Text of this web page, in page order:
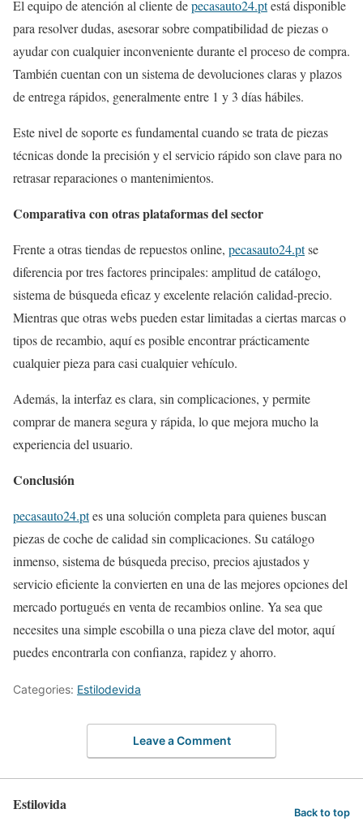
El equipo de atención al cliente depecasauto24.ptestá disponible
para resolver dudas, asesorar sobre compatibilidad de piezas o
ayudar con cualquier inconveniente durante el proceso de compra.
También cuentan con un sistema de devoluciones claras y plazos
de entrega rápidos, generalmente entre 1 y 3 días hábiles.
Este nivel de soporte es fundamental cuando se trata de piezas
técnicas donde la precisión y el servicio rápido son clave para no
retrasar reparaciones o mantenimientos.
Comparativa con otras plataformas del sector
Frente a otras tiendas de repuestos online, pecasauto24.ptse
diferencia por tres factores principales: amplitud de catálogo,
sistema de búsqueda eficaz y excelente relación calidad-precio.
Mientras que otras webs pueden estar limitadas a ciertas marcas o
tipos de recambio, aquí es posible encontrar prácticamente
cualquier pieza para casi cualquier vehículo.
Además, la interfaz es clara, sin complicaciones, y permite
comprar de manera segura y rápida, lo que mejora mucho la
experiencia del usuario.
Conclusión
pecasauto24.ptes una solución completa para quienes buscan
piezas de coche de calidad sin complicaciones. Su catálogo
inmenso, sistema de búsqueda preciso, precios ajustados y
servicio eficiente la convierten en una de las mejores opciones del
mercado portugués en venta de recambios online. Ya sea que
necesites una simple escobilla o una pieza clave del motor, aquí
puedes encontrarla con confianza, rapidez y ahorro.
Categories: Estilodevida
Leave a Comment
Estilovida Back to top